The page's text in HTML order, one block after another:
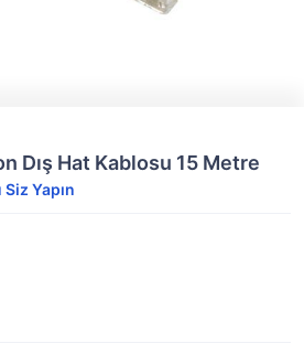
Dış Hat Kablosu 15 Metre
Yapın